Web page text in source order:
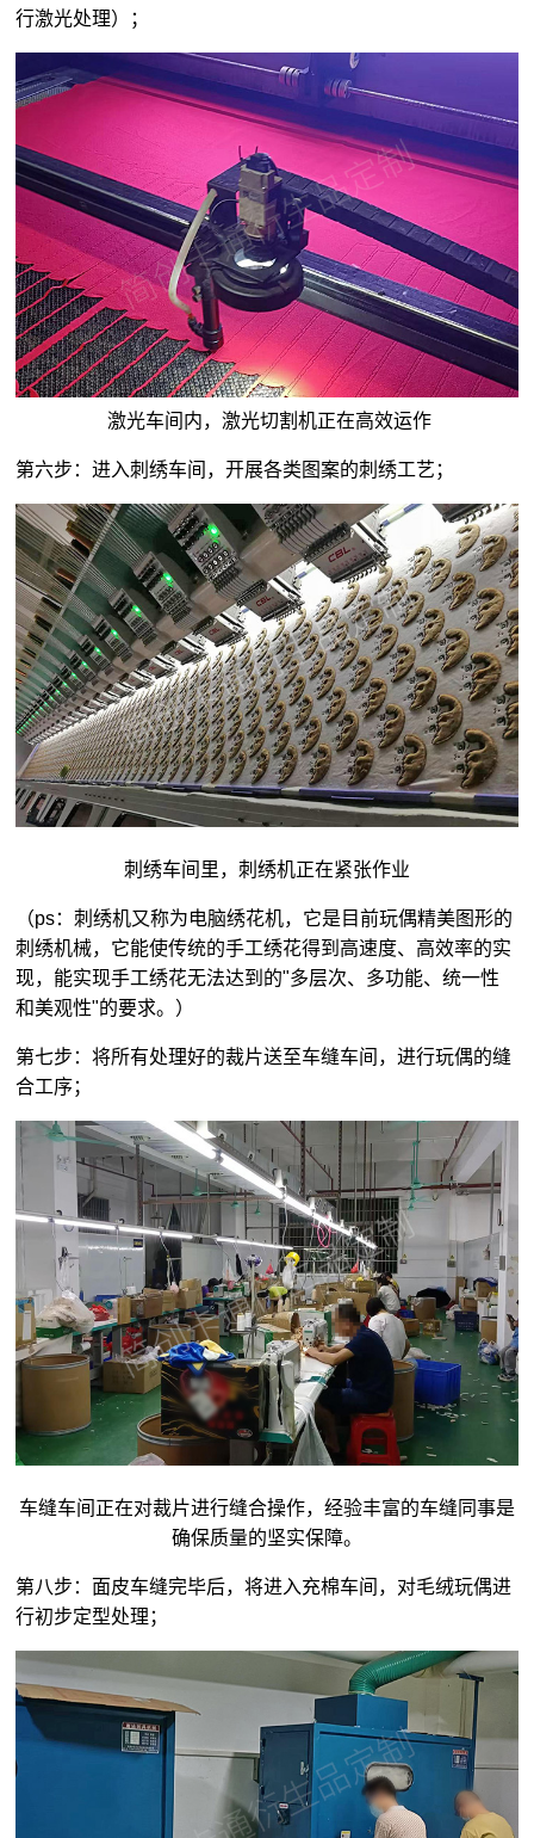
行激光处理）；
激光车间内，激光切割机正在高效运作
第六步：进入刺绣车间，开展各类图案的刺绣工艺；
刺绣车间里，刺绣机正在紧张作业
（ps：刺绣机又称为电脑绣花机，它是目前玩偶精美图形的
刺绣机械，它能使传统的手工绣花得到高速度、高效率的实
现，能实现手工绣花无法达到的"多层次、多功能、统一性
和美观性"的要求。）
第七步：将所有处理好的裁片送至车缝车间，进行玩偶的缝
合工序；
车缝车间正在对裁片进行缝合操作，经验丰富的车缝同事是
确保质量的坚实保障。
第八步：面皮车缝完毕后，将进入充棉车间，对毛绒玩偶进
行初步定型处理；